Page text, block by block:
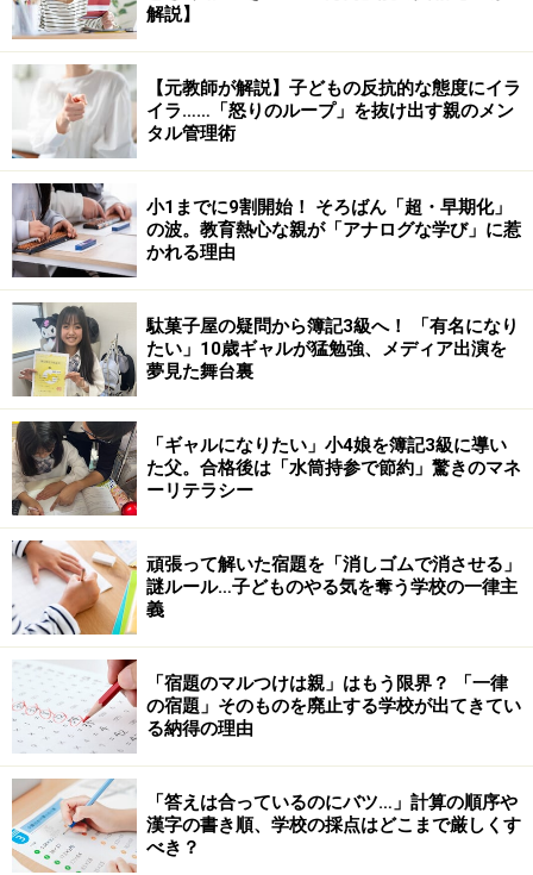
解説】
【元教師が解説】子どもの反抗的な態度にイラ
イラ……「怒りのループ」を抜け出す親のメン
タル管理術
小1までに9割開始！ そろばん「超・早期化」
の波。教育熱心な親が「アナログな学び」に惹
かれる理由
駄菓子屋の疑問から簿記3級へ！ 「有名になり
たい」10歳ギャルが猛勉強、メディア出演を
夢見た舞台裏
「ギャルになりたい」小4娘を簿記3級に導い
た父。合格後は「水筒持参で節約」驚きのマネ
ーリテラシー
頑張って解いた宿題を「消しゴムで消させる」
謎ルール…子どものやる気を奪う学校の一律主
義
「宿題のマルつけは親」はもう限界？ 「一律
の宿題」そのものを廃止する学校が出てきてい
る納得の理由
「答えは合っているのにバツ…」計算の順序や
漢字の書き順、学校の採点はどこまで厳しくす
べき？